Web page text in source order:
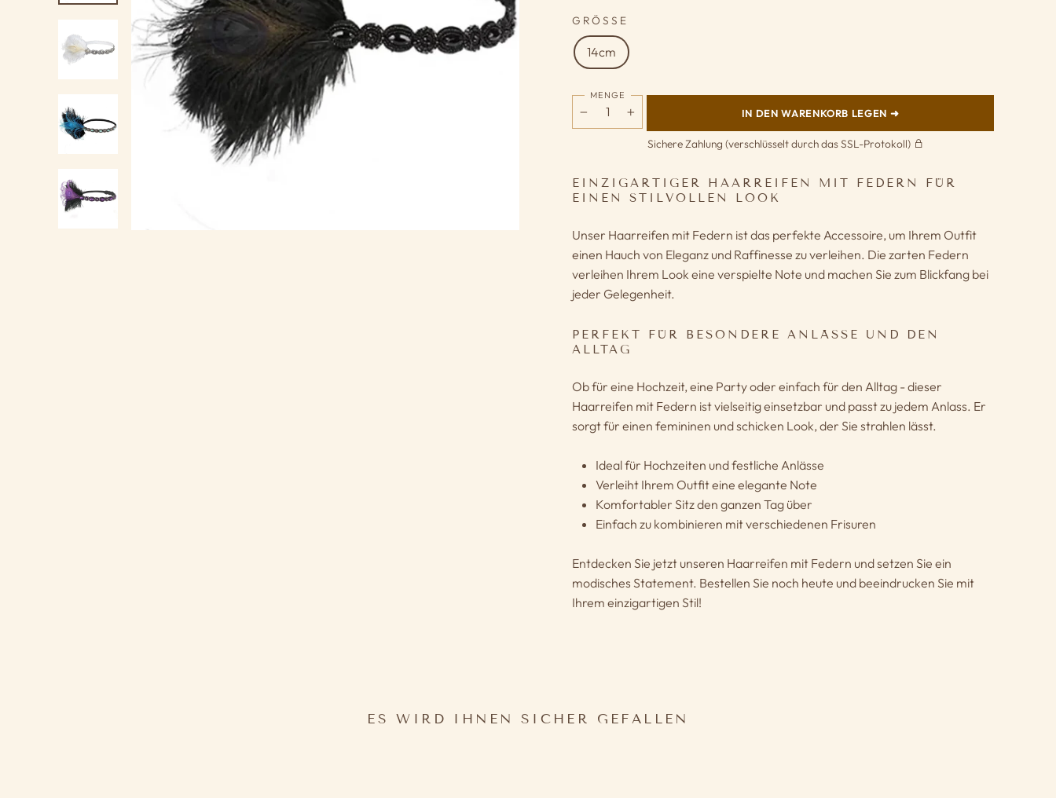
GRÖSSE
14cm
MENGE
IN DEN WARENKORB LEGEN ➜
Sichere Zahlung (verschlüsselt durch das SSL-Protokoll)
EINZIGARTIGER HAARREIFEN MIT FEDERN FÜR
EINEN STILVOLLEN LOOK
Unser Haarreifen mit Federn ist das perfekte Accessoire, um Ihrem Outfit
einen Hauch von Eleganz und Raffinesse zu verleihen. Die zarten Federn
verleihen Ihrem Look eine verspielte Note und machen Sie zum Blickfang bei
jeder Gelegenheit.
PERFEKT FÜR BESONDERE ANLÄSSE UND DEN
ALLTAG
Ob für eine Hochzeit, eine Party oder einfach für den Alltag - dieser
Haarreifen mit Federn ist vielseitig einsetzbar und passt zu jedem Anlass. Er
sorgt für einen femininen und schicken Look, der Sie strahlen lässt.
Ideal für Hochzeiten und festliche Anlässe
Verleiht Ihrem Outfit eine elegante Note
Komfortabler Sitz den ganzen Tag über
Einfach zu kombinieren mit verschiedenen Frisuren
Entdecken Sie jetzt unseren Haarreifen mit Federn und setzen Sie ein
modisches Statement. Bestellen Sie noch heute und beeindrucken Sie mit
Ihrem einzigartigen Stil!
ES WIRD IHNEN SICHER GEFALLEN